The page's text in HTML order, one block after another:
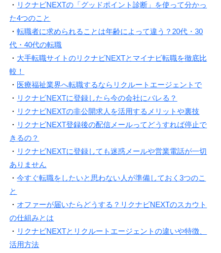
・ リクナビNEXTの「グッドポイント診断」を使って分かっ
た4つのこと
・転職者に求められることは年齢によって違う？20代・30
代・40代の転職
・ 大手転職サイトのリクナビNEXTとマイナビ転職を徹底比
較！
・ 医療福祉業界へ転職するならリクルートエージェントで
・ リクナビNEXTに登録したら今の会社にバレる？
・ リクナビNEXTの非公開求人を活用するメリットや裏技
・ リクナビNEXT登録後の配信メールってどうすれば停止で
きるの？
・ リクナビNEXTに登録しても迷惑メールや営業電話が一切
ありません
・今すぐ転職をしたいと思わない人が準備しておく3つのこ
と
・ オファーが届いたらどうする？リクナビNEXTのスカウト
の仕組みとは
・ リクナビNEXTとリクルートエージェントの違いや特徴、
活用方法